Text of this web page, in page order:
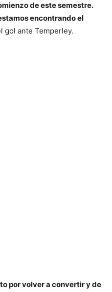
de este semestre.
encontrando el
gol ante Temperley.
por volver a convertir y de